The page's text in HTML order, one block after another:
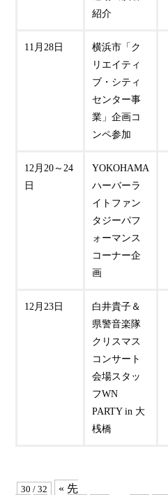
紹介
11月28日
横浜市「ク
リエイティ
ブ・シティ
センター事
業」企画コ
ンペ参加
12月20～24
日
YOKOHAMA
ハーバーラ
イトファン
タジーパフ
ォーマンス
コーナー企
画
12月23日
白井貴子＆
県警音楽隊
クリスマス
コンサート
会場スタッ
フWN
PARTY in 大
桟橋
30 / 32
« 先